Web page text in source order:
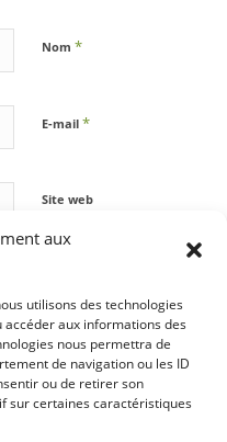
aux
utilisons des technologies
aux informations des
nous permettra de
de navigation ou les ID
ou de retirer son
sur certaines caractéristiques
Nom *
E-mail *
Site web